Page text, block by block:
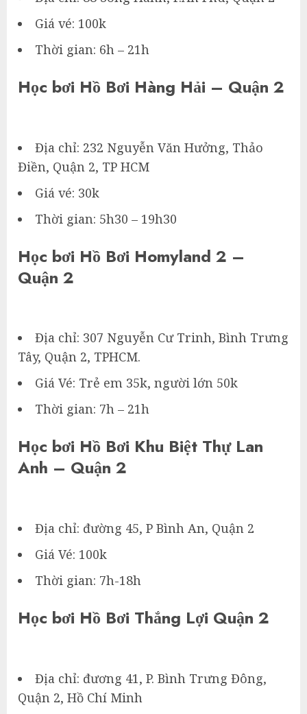
Giá vé: 100k
Thời gian: 6h – 21h
Học bơi Hồ Bơi Hàng Hải – Quận 2
Địa chỉ: 232 Nguyễn Văn Hưởng, Thảo
Điền, Quận 2, TP HCM
Giá vé: 30k
Thời gian: 5h30 – 19h30
Học bơi Hồ Bơi Homyland 2 –
Quận 2
Địa chỉ: 307 Nguyễn Cư Trinh, Bình Trưng
Tây, Quận 2, TPHCM.
Giá Vé: Trẻ em 35k, người lớn 50k
Thời gian: 7h – 21h
Học bơi Hồ Bơi Khu Biệt Thự Lan
Anh – Quận 2
Địa chỉ: đường 45, P Bình An, Quận 2
Giá Vé: 100k
Thời gian: 7h-18h
Học bơi Hồ Bơi Thắng Lợi Quận 2
Địa chỉ: đương 41, P. Bình Trưng Đông,
Quận 2, Hồ Chí Minh